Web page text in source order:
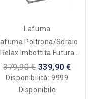
Lafuma
Lafuma Poltrona/sdraio
Relax Imbottita Futura
Becomfort - Olive Verde
379,90 € 339,90 €
Disponibilità:9999
Disponibile